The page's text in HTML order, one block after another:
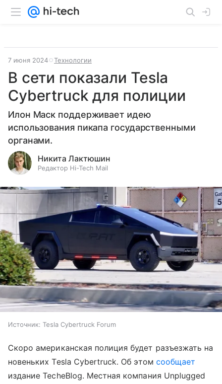
7 июня 2024 Технологии
В сети показали Tesla
Cybertruck для полиции
Илон Маск поддерживает идею
использования пикапа государственными
органами.
Никита Лактюшин
Редактор Hi-Tech Mail
Источник: Tesla Cybertruck Forum
Скоро американская полиция будет разъезжать на
новеньких Tesla Cybertruck. Об этом сообщает
издание TecheBlog. Местная компания Unplugged